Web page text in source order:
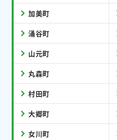
加美町
涌谷町
山元町
丸森町
村田町
大郷町
女川町